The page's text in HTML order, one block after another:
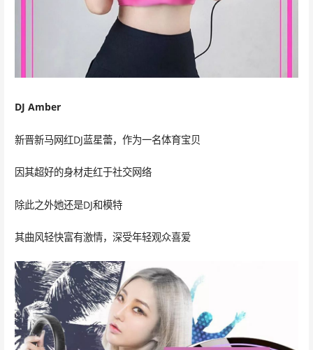
DJ Amber
新晋新马网红DJ蓝星蕾，作为一名体育宝贝
因其超好的身材走红于社交网络
除此之外她还是DJ和模特
其曲风轻快富有激情，深受年轻观众喜爱